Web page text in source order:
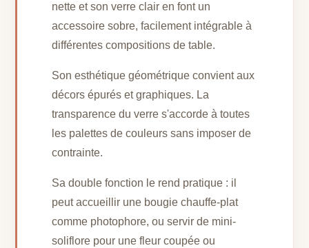
nette et son verre clair en font un
accessoire sobre, facilement intégrable à
différentes compositions de table.
Son esthétique géométrique convient aux
décors épurés et graphiques. La
transparence du verre s'accorde à toutes
les palettes de couleurs sans imposer de
contrainte.
Sa double fonction le rend pratique : il
peut accueillir une bougie chauffe-plat
comme photophore, ou servir de mini-
soliflore pour une fleur coupée ou